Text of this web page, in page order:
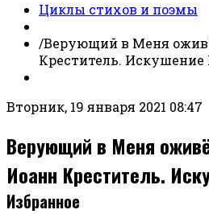
Циклы стихов и поэмы
/Верующий в Меня
Креститель. Искушение
Вторник, 19 января 2021 08:47
Верующий в Меня
Иоанн Креститель.
Избранное